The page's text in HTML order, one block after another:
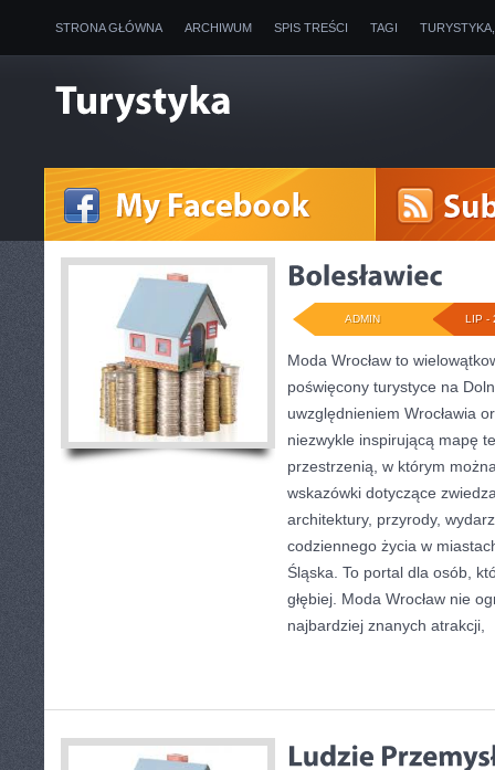
STRONA GŁÓWNA ARCHIWUM SPIS TREŚCI TAGI
LIP -
ADMIN
Moda Wrocław to
poświęcony turystyce na
uwzględnieniem Wrocławia
niezwykle inspirującą mapę
przestrzenią, w którym
wskazówki dotyczące
architektury, przyrody,
codziennego życia w
Śląska. To portal dla osób,
głębiej. Moda Wrocław nie
najbardziej znanych atrakcji,